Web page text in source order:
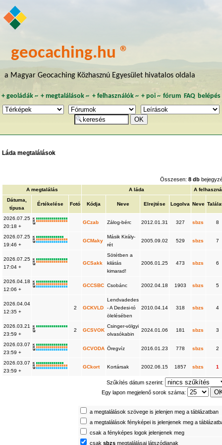
geocaching.hu ®
a Magyar Geocaching Közhasznú Egyesület hivatalos oldala
+ geoládák~ +megtalálások ~ + felhasználók~ + poi~ fórum FAQ belépés
Láda megtalálások
Összesen:8 db
A megtalálás A láda
A
Dátuma,
típusa
Értékelése Fotó Kódja Neve Elrejtése Logolva Neve
2026.07.25
20:18 +
K
R
W
GCzab Zálog-bérc 2012.01.31 327 sbzs 8
2026.07.25
19:46 +
K
R
W
GCMaky
Másik Király-
rét
2005.09.02 529 sbzs 7
2026.07.25
17:04 +
K
R
W
GCSakk
Sötétben a
kilátás
kimarad!
2006.01.25 473 sbzs 6
2026.04.18
12:06 +
K
R
W
GCCSBC Csobánc 2002.04.18 1903 sbzs 5
2026.04.04
12:35 +
2 GCKVLD
Lendvadedes
- A Dedesi-tó
ölelésében
2010.04.14 318 sbzs 4
2026.03.21
23:59 +
K
R
W
2 GCSVOK
Csinger-völgyi
olvasókabin
2024.01.06 181 sbzs 3
2026.03.07
23:59 +
K
R
W
GCVODA Öregvíz 2016.01.23 778 sbzs 2
2026.03.07
23:59 +
K
R
W
GCkort Kortársak 2002.06.15 1857 sbzs 1
Szűkítés dátum szerint:
Egy lapon megjelenő sorok száma:
a megtalálások szövege is jelenjen meg a táblázatban
a megtalálások fényképei is jelenjenek meg a
csak a fényképes logok jelenjenek meg
csaksbzs megtalálásai látszódjanak